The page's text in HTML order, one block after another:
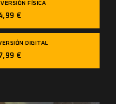
FÍSICA
€
DIGITAL
€